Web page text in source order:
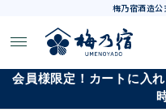
梅乃宿酒造
会員様限定！カートに入